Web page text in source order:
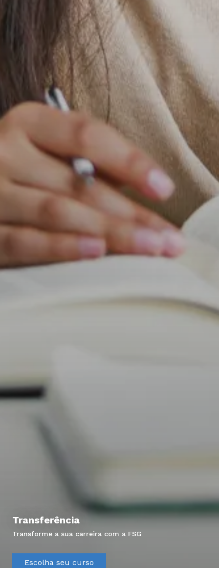
Transferência
Transforme a sua carreira com a FSG
Escolha seu curso
Hei, você ainda tem dúvidas?